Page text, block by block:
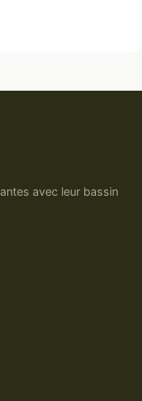
avec leur bassin